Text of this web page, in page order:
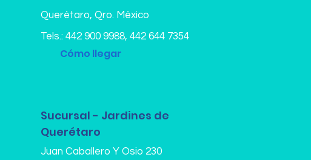
Querétaro, Qro. México
Tels.: 442 900 9988, 442 644 7354
Cómo llegar
Sucursal - Jardines de
Querétaro
Juan Caballero Y Osio 230